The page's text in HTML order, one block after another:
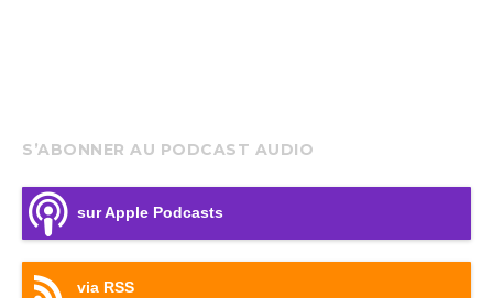
S’ABONNER AU PODCAST AUDIO
sur Apple Podcasts
via RSS